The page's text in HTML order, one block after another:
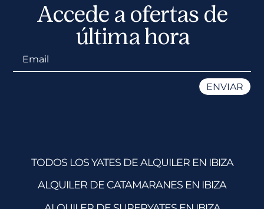
Accede a ofertas de
última hora
TODOS LOS YATES DE ALQUILER EN IBIZA
ALQUILER DE CATAMARANES EN IBIZA